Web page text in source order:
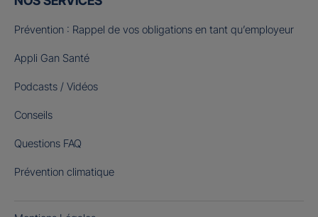
Prévention : Rappel de vos obligations en tant qu’employeur
Appli Gan Santé
Podcasts / Vidéos
Conseils
Questions FAQ
Prévention climatique